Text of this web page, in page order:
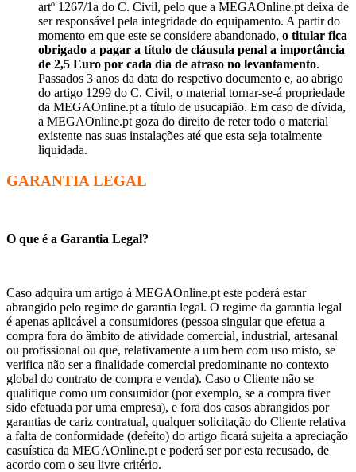
artº 1267/1a do C. Civil, pelo que a MEGAOnline.pt deixa de
ser responsável pela integridade do equipamento. A partir do
momento em que este se considere abandonado, o titular fica
obrigado a pagar a título de cláusula penal a importância
de 2,5 Euro por cada dia de atraso no levantamento.
Passados 3 anos da data do respetivo documento e, ao abrigo
do artigo 1299 do C. Civil, o material tornar-se-á propriedade
da MEGAOnline.pt a título de usucapião. Em caso de dívida,
a MEGAOnline.pt goza do direito de reter todo o material
existente nas suas instalações até que esta seja totalmente
liquidada.
GARANTIA LEGAL
O que é a Garantia Legal?
Caso adquira um artigo à MEGAOnline.pt este poderá estar
abrangido pelo regime de garantia legal. O regime da garantia legal
é apenas aplicável a consumidores (pessoa singular que efetua a
compra fora do âmbito de atividade comercial, industrial, artesanal
ou profissional ou que, relativamente a um bem com uso misto, se
verifica não ser a finalidade comercial predominante no contexto
global do contrato de compra e venda). Caso o Cliente não se
qualifique como um consumidor (por exemplo, se a compra tiver
sido efetuada por uma empresa), e fora dos casos abrangidos por
garantias de cariz contratual, qualquer solicitação do Cliente relativa
a falta de conformidade (defeito) do artigo ficará sujeita a apreciação
casuística da MEGAOnline.pt e poderá ser por esta recusado, de
acordo com o seu livre critério.